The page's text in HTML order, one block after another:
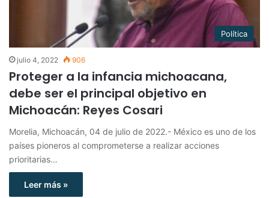
Política
julio 4, 2022 906
Proteger a la infancia michoacana,
debe ser el principal objetivo en
Michoacán: Reyes Cosari
Morelia, Michoacán, 04 de julio de 2022.- México es uno de los
países pioneros al comprometerse a realizar acciones
prioritarias…
Leer más »